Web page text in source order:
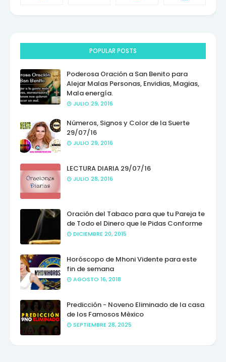
POPULAR POSTS
Poderosa Oración a San Benito para
Alejar Malas Personas, Envidias, Magias,
Mala energía.
JULIO 29, 2016
Números, Signos y Color de la Suerte
29/07/16
JULIO 29, 2016
LECTURA DIARIA 29/07/16
JULIO 28, 2016
Oración del Tabaco para que tu Pareja te
de Todo el Dinero que le Pidas Conforme
DICIEMBRE 20, 2015
Horóscopo de Mhoni Vidente para este
fin de semana
AGOSTO 16, 2018
Predicción - Noveno Eliminado de la casa
de los Famosos Mèxico
SEPTIEMBRE 28, 2025